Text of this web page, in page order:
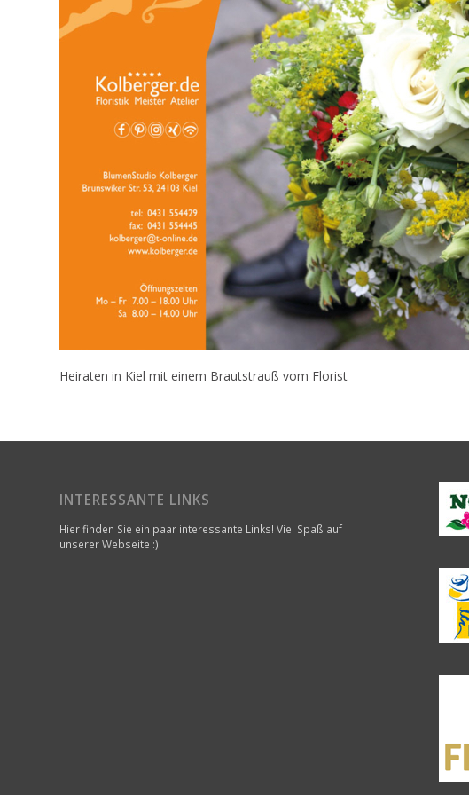
Heiraten in Kiel mit einem Brautstrauß vom Florist
INTERESSANTE LINKS
Hier finden Sie ein paar interessante Links! Viel Spaß auf
unserer Webseite :)